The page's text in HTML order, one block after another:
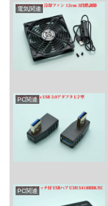
電気関連
PC関連
PC関連